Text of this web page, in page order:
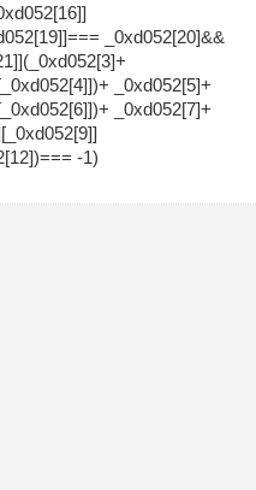
_0xd052[20]&&
_0xd052[5]+
_0xd052[7]+
-1)